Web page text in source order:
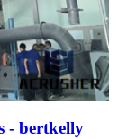
- bertkelly